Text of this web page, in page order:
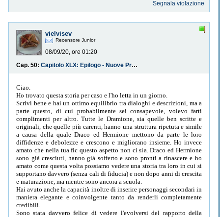
Segnala violazione
vielvisev
Recensore Junior
08/09/20, ore 01:20
Cap. 50:
Capitolo XLX: Epilogo - Nuove Prospettive
Ciao.
Ho trovato questa storia per caso e l'ho letta in un giorno.
Scrivi bene e hai un ottimo equilibrio tra dialoghi e descrizioni, ma a
parte questo, di cui probabilmente sei consapevole, volevo farti
complimenti per altro. Tutte le Dramione, sia quelle ben scritte e
originali, che quelle più carenti, hanno una struttura ripetuta e simile
a causa della quale Draco ed Hermione mettono da parte le loro
diffidenze e debolezze e crescono e migliorano insieme. Ho invece
amato che nella tua fic questo aspetto non ci sia. Draco ed Hermione
sono già cresciuti, hanno già sofferto e sono pronti a rinascere e ho
amato come questa volta possiamo vedere una storia tra loro in cui si
supportano davvero (senza cali di fiducia) e non dopo anni di crescita
e maturazione, ma mentre sono ancora a scuola.
Hai avuto anche la capacità inoltre di inserire personaggi secondari in
maniera elegante e coinvolgente tanto da renderli completamente
credibili.
Sono stata davvero felice di vedere l'evolversi del rapporto della